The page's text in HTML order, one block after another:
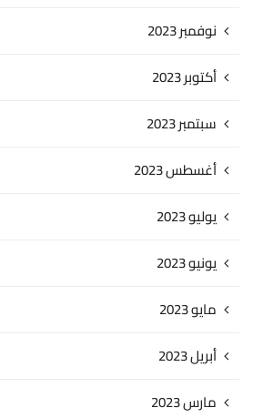
نوفمبر 2023
أكتوبر 2023
سبتمبر 2023
أغسطس 2023
يوليو 2023
يونيو 2023
مايو 2023
أبريل 2023
مارس 2023